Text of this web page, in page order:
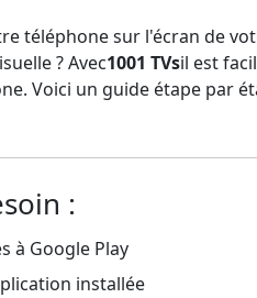
téléphone sur l'écran de
? Avec1001 TVsil est
Voici un guide étape par
:
à Google Play
installée